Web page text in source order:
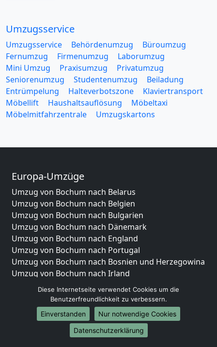
Umzugsservice
Umzugsservice Behördenumzug
Büroumzug
Fernumzug
Firmenumzug
Laborumzug
Mini Umzug
Praxisumzug
Privatumzug
Seniorenumzug
Studentenumzug
Beiladung
Entrümpelung
Halteverbotszone
Klaviertransport
Möbellift
Haushaltsauflösung
Möbeltaxi
Möbelmitfahrzentrale
Umzugskartons
Europa-Umzüge
Umzug von Bochum nach Belarus
Umzug von Bochum nach Belgien
Umzug von Bochum nach Bulgarien
Umzug von Bochum nach Dänemark
Umzug von Bochum nach England
Umzug von Bochum nach Portugal
Umzug von Bochum nach Bosnien und Herzegowina
Umzug von Bochum nach Irland
Umzug von Bochum nach Lettland
Umzug von Bochum nach Zypern
Umzug von Bochum nach Kroatien
Umzug von Bochum nach Estland
Umzug von Bochum nach Finnland
Diese Internetseite verwendet Cookies um die
Benutzerfreundlichkeit zu verbessern.
Einverstanden
Nur notwendige Cookies
Datenschutzerklärung